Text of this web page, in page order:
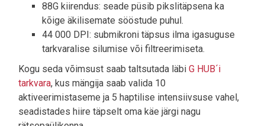
88G kiirendus: seade püsib pikslitäpsena ka
kõige äkilisemate sööstude puhul.
44 000 DPI: submikroni täpsus ilma igasuguse
tarkvaralise silumise või filtreerimiseta.
Kogu seda võimsust saab taltsutada läbi G HUB´i
tarkvara, kus mängija saab valida 10
aktiveerimistaseme ja 5 haptilise intensiivsuse vahel,
seadistades hiire täpselt oma käe järgi nagu